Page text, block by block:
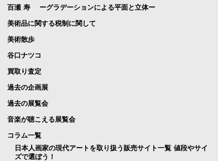
百瀬 寿 ーグラデーションによる平面と立体ー
美術品に関する税制に関して
美術散歩
谷口ナツコ
買取り査定
過去の企画展
過去の展覧会
音楽が聴こえる展覧会
コラム一覧
日本人画家の現代アートを取り扱う販売サイト一覧 値段やサイ
ズで選ぼう！